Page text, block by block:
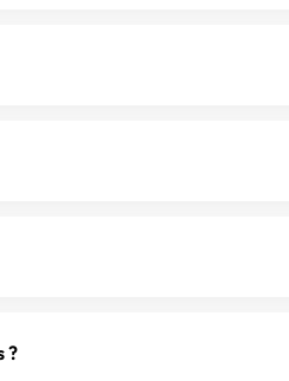
bien à Bordeaux.
La loi Carrez reste valable tant
?